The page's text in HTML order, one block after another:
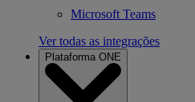
Microsoft Teams
Ver todas as integrações
Plataforma ONE